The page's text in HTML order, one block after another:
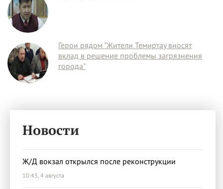
Герои рядом "Жители Темиртау вносят
вклад в решение проблемы загрязнения
города"
Новости
Ж/Д вокзал открылся после реконструкции
10:43, 4 августа